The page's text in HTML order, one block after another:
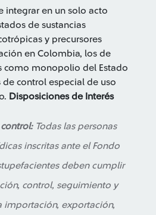
integrar en un solo acto
de sustancias
y precursores
en Colombia, los de
como monopolio del Estado
control especial de uso
Disposiciones de Interés
Todas las personas
inscritas ante el Fondo
deben cumplir
control, seguimiento y
importación, exportación,